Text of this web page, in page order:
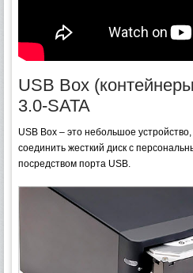
USB Box
3.0-SATA
USB Box – это небольшое
соединить жесткий диск с
посредством порта USB.